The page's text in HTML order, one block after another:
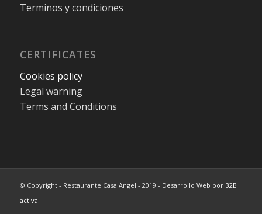
Terminos y condiciones
CERTIFICATES
Cookies policy
Legal warning
Terms and Conditions
© Copyright - Restaurante Casa Angel - 2019 - Desarrollo Web por B2B
activa